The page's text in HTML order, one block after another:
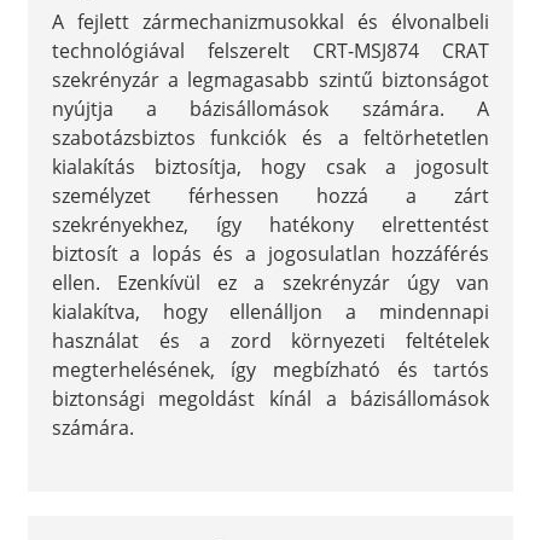
A fejlett zármechanizmusokkal és élvonalbeli
technológiával felszerelt CRT-MSJ874 CRAT
szekrényzár a legmagasabb szintű biztonságot
nyújtja a bázisállomások számára. A
szabotázsbiztos funkciók és a feltörhetetlen
kialakítás biztosítja, hogy csak a jogosult
személyzet férhessen hozzá a zárt
szekrényekhez, így hatékony elrettentést
biztosít a lopás és a jogosulatlan hozzáférés
ellen. Ezenkívül ez a szekrényzár úgy van
kialakítva, hogy ellenálljon a mindennapi
használat és a zord környezeti feltételek
megterhelésének, így megbízható és tartós
biztonsági megoldást kínál a bázisállomások
számára.